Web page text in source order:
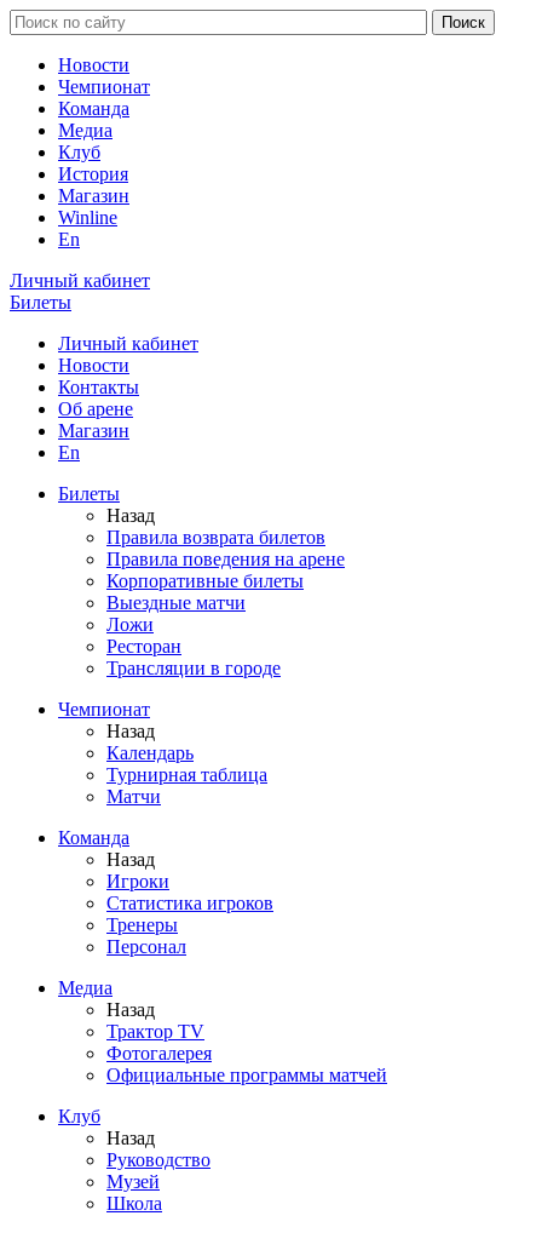
Новости
Чемпионат
Команда
Медиа
Клуб
История
Магазин
Winline
En
Личный кабинет
Билеты
Личный кабинет
Новости
Контакты
Об арене
Магазин
En
Билеты
Назад
Правила возврата билетов
Правила поведения на арене
Корпоративные билеты
Выездные матчи
Ложи
Ресторан
Трансляции в городе
Чемпионат
Назад
Календарь
Турнирная таблица
Матчи
Команда
Назад
Игроки
Статистика игроков
Тренеры
Персонал
Медиа
Назад
Трактор TV
Фотогалерея
Официальные программы матчей
Клуб
Назад
Руководство
Музей
Школа